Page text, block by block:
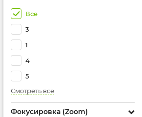
Все
3
1
4
5
Смотреть все
Фокусировка (Zoom)